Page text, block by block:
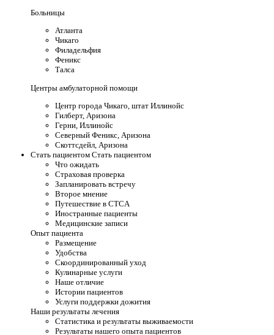
Больницы
Атланта
Чикаго
Филадельфия
Феникс
Талса
Центры амбулаторной помощи
Центр города Чикаго, штат Иллинойс
Гилберт, Аризона
Герни, Иллинойс
Северный Феникс, Аризона
Скоттсдейл, Аризона
Стать пациентом Стать пациентом
Что ожидать
Страховая проверка
Запланировать встречу
Второе мнение
Путешествие в CTCA
Иностранные пациенты
Медицинские записи
Опыт пациента
Размещение
Удобства
Скоординированный уход
Кулинарные услуги
Наше отличие
Истории пациентов
Услуги поддержки дожития
Наши результаты лечения
Статистика и результаты выживаемости
Результаты нашего опыта пациентов